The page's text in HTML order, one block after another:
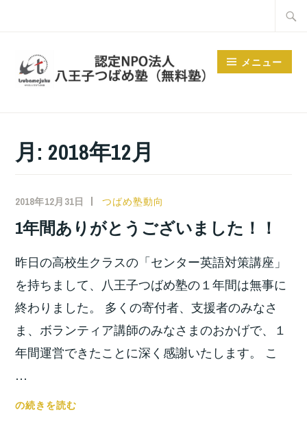
メニュー
月: 2018年12月
2018年12月31日
小
宮
位
之
つばめ塾動向
1年間ありがとうございました！！
昨日の高校生クラスの「センター英語対策講座」
を持ちまして、八王子つばめ塾の１年間は無事に
終わりました。 多くの寄付者、支援者のみなさ
ま、ボランティア講師のみなさまのおかげで、１
年間運営できたことに深く感謝いたします。 こ
…
1
の続きを読む